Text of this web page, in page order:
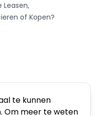
te kunnen
Om meer te weten
Leasen,
of Kopen?